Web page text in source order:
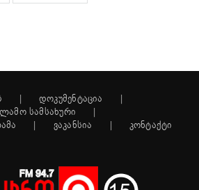
დოკუმენტაცია
სამსახური
ვაკანსია კონტაქტი